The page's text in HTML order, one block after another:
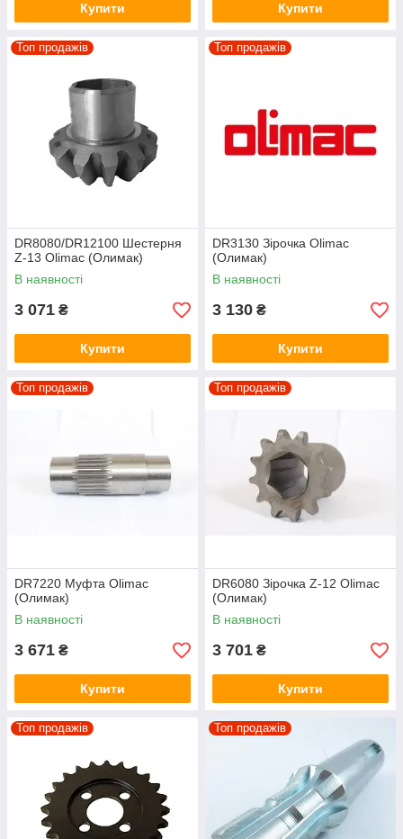
Купити Купити
Топ продажів
DR8080/DR12100 Шестерня
Z-13 Olimac (Олимак)
В наявності
3 071 ₴
Купити
Топ продажів
DR3130 Зірочка Olimac
(Олимак)
В наявності
3 130 ₴
Купити
Топ продажів
DR7220 Муфта Olimac
(Олимак)
В наявності
3 671 ₴
Купити
Топ продажів
DR6080 Зірочка Z-12 Olimac
(Олимак)
В наявності
3 701 ₴
Купити
Топ продажів Топ продажів